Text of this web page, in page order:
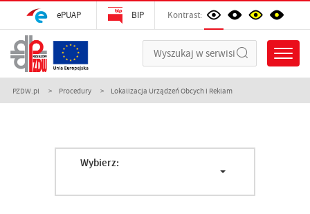
ePUAP BIP Kontrast:
PZDW.pl Procedury Lokalizacja Urządzeń Obcych i Reklam
Wybierz: